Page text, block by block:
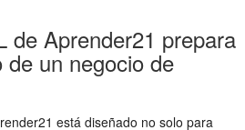
de Aprender21 prepara
un negocio de
está diseñado no solo para